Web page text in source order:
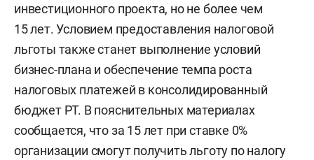
инвестиционного проекта, но не более чем
15 лет. Условием предоставления налоговой
льготы также станет выполнение условий
бизнес-плана и обеспечение темпа роста
налоговых платежей в консолидированный
бюджет РТ. В пояснительных материалах
сообщается, что за 15 лет при ставке 0%
организации смогут получить льготу по налогу